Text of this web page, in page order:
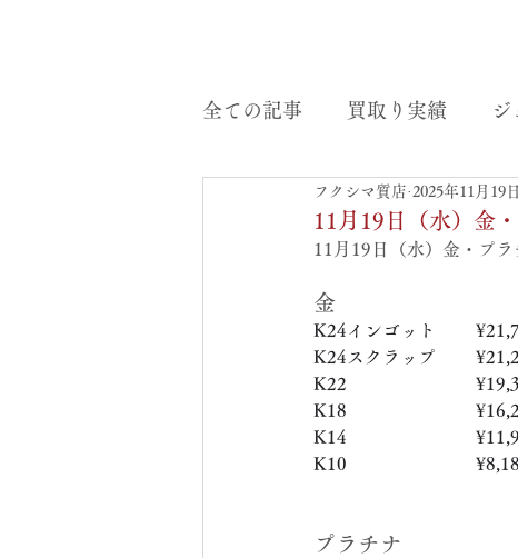
全ての記事 買取り実績 ジ
11月19日（水）金
フクシマ質店 2025年11月19日
11月19日（水）金・プラ
金
K24インゴット　　
K24スクラップ　
K22　　　　　   　
K18　　　　　    　
K14　　　　　　
K10　　　　　　
プラチナ